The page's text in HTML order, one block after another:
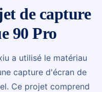
de capture
90 Pro
a utilisé le matériau
capture d'écran de
Ce projet comprend